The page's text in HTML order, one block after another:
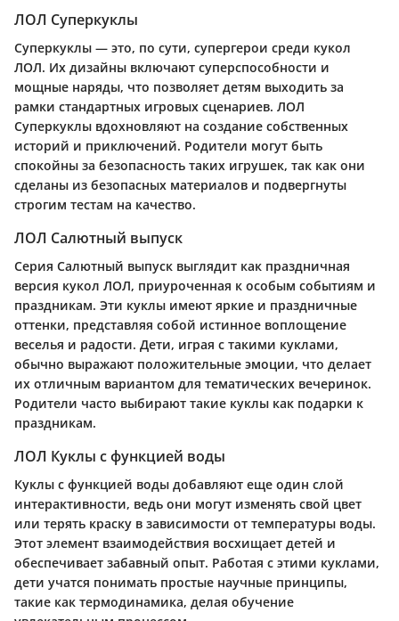
ЛОЛ Суперкуклы
Суперкуклы — это, по сути, супергерои среди кукол
ЛОЛ. Их дизайны включают суперспособности и
мощные наряды, что позволяет детям выходить за
рамки стандартных игровых сценариев. ЛОЛ
Суперкуклы вдохновляют на создание собственных
историй и приключений. Родители могут быть
спокойны за безопасность таких игрушек, так как они
сделаны из безопасных материалов и подвергнуты
строгим тестам на качество.
ЛОЛ Салютный выпуск
Серия Салютный выпуск выглядит как праздничная
версия кукол ЛОЛ, приуроченная к особым событиям и
праздникам. Эти куклы имеют яркие и праздничные
оттенки, представляя собой истинное воплощение
веселья и радости. Дети, играя с такими куклами,
обычно выражают положительные эмоции, что делает
их отличным вариантом для тематических вечеринок.
Родители часто выбирают такие куклы как подарки к
праздникам.
ЛОЛ Куклы с функцией воды
Куклы с функцией воды добавляют еще один слой
интерактивности, ведь они могут изменять свой цвет
или терять краску в зависимости от температуры воды.
Этот элемент взаимодействия восхищает детей и
обеспечивает забавный опыт. Работая с этими куклами,
дети учатся понимать простые научные принципы,
такие как термодинамика, делая обучение